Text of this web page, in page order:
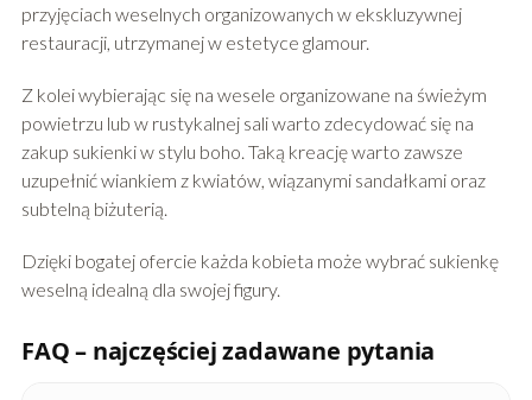
przyjęciach weselnych organizowanych w ekskluzywnej
restauracji, utrzymanej w estetyce glamour.
Z kolei wybierając się na wesele organizowane na świeżym
powietrzu lub w rustykalnej sali warto zdecydować się na
zakup sukienki w stylu boho. Taką kreację warto zawsze
uzupełnić wiankiem z kwiatów, wiązanymi sandałkami oraz
subtelną biżuterią.
Dzięki bogatej ofercie każda kobieta może wybrać sukienkę
weselną idealną dla swojej figury.
FAQ – najczęściej zadawane pytania